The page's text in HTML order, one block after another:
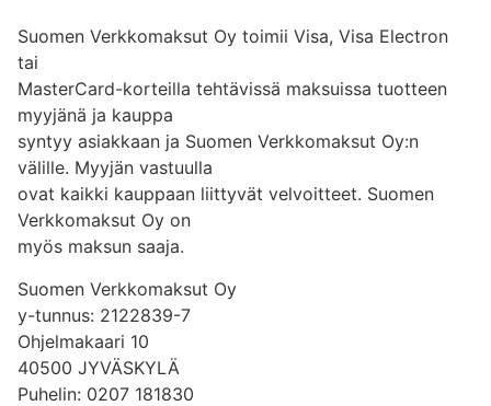
Suomen Verkkomaksut Oy toimii Visa, Visa Electron
tai
MasterCard-korteilla tehtävissä maksuissa tuotteen
myyjänä ja kauppa
syntyy asiakkaan ja Suomen Verkkomaksut Oy:n
välille. Myyjän vastuulla
ovat kaikki kauppaan liittyvät velvoitteet. Suomen
Verkkomaksut Oy on
myös maksun saaja.
Suomen Verkkomaksut Oy
y-tunnus: 2122839-7
Ohjelmakaari 10
40500 JYVÄSKYLÄ
Puhelin: 0207 181830